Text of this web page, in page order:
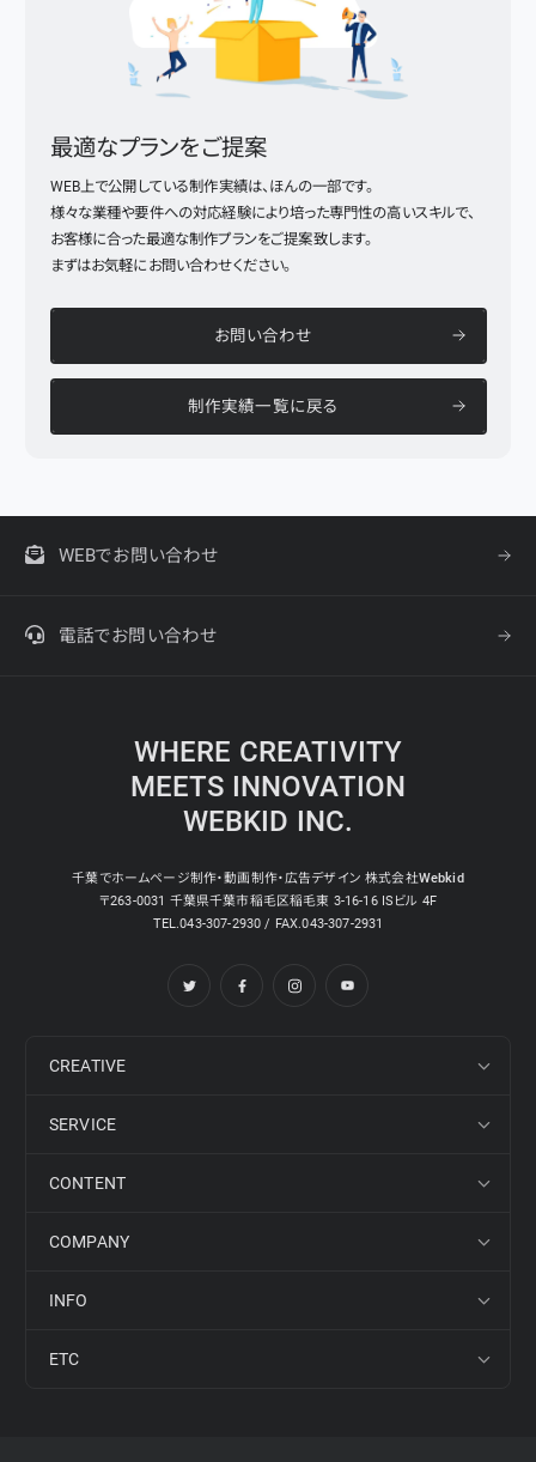
最適なプランをご提案
WEB上で公開している制作実績は、ほんの一部です。
様々な業種や要件への対応経験により培った専門性の高いスキルで、
お客様に合った最適な制作プランをご提案致します。
まずはお気軽にお問い合わせください。
お問い合わせ
制作実績一覧に戻る
WEBでお問い合わせ
電話でお問い合わせ
WHERE CREATIVITY
MEETS INNOVATION
WEBKID INC.
千葉でホームページ制作・動画制作・広告デザイン 株式会社Webkid
〒263-0031 千葉県千葉市稲毛区稲毛東 3-16-16 ISビル 4F
TEL.043-307-2930 / FAX.043-307-2931
CREATIVE
SERVICE
CONTENT
COMPANY
INFO
ETC